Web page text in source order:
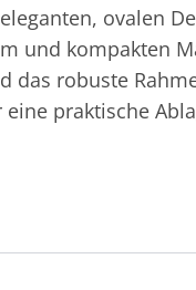
ovalen
und kompakten
das robuste
praktische